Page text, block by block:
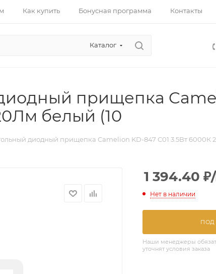
Как купить Бонусная программа Контакты
Каталог
прищепка
белый (10
диодный прищепка Camelion KD-847 C01 3.5Вт 6000К
1 394.40 ₽
Нет в наличии
ПОД
Наши менеджеры
уточнят условия заказа